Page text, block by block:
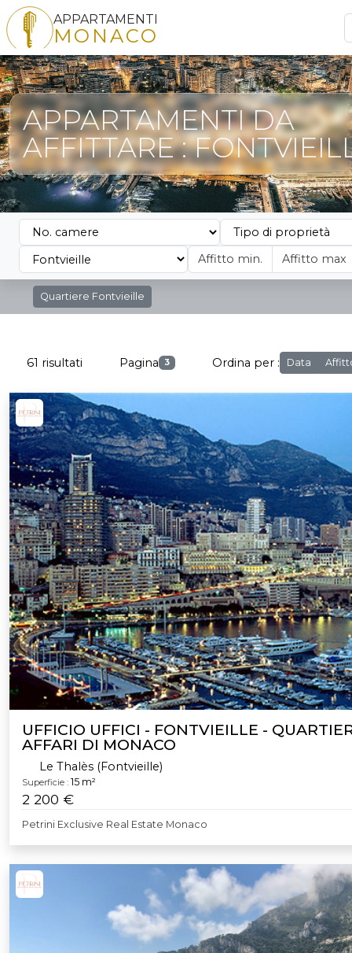
APPARTAMENTI
MONACO
APPARTAMENTI DA
AFFITTARE :
Quartiere Fontvieille
61 risultati Pagina 3 Ordina per : Data
UFFICIO UFFICI - FONTVIEILLE -
AFFARI DI MONACO
Le Thalès (Fontvieille)
Superficie : 15 m²
2 200 €
Petrini Exclusive Real Estate Monaco